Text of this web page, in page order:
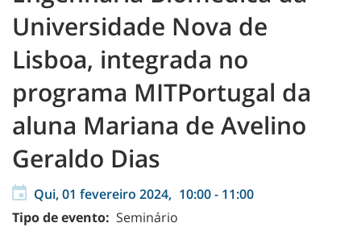
Universidade Nova de
Lisboa, integrada no
programa MITPortugal da
aluna Mariana de Avelino
Geraldo Dias
Qui, 01 fevereiro 2024, 10:00- 11:00
Tipo de evento: Seminário